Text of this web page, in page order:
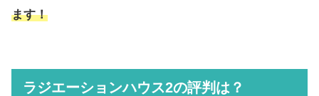
ます！
ラジエーションハウス2の評判は？